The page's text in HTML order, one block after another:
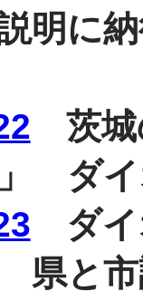
明に
茨城
ダイ
ダイ
県と